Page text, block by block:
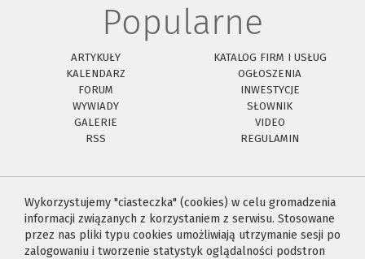
Popularne
ARTYKUŁY
KATALOG FIRM I USŁUG
KALENDARZ
OGŁOSZENIA
FORUM
INWESTYCJE
WYWIADY
SŁOWNIK
GALERIE
VIDEO
RSS
REGULAMIN
Wykorzystujemy "ciasteczka" (cookies) w celu gromadzenia
informacji związanych z korzystaniem z serwisu. Stosowane
przez nas pliki typu cookies umożliwiają utrzymanie sesji po
zalogowaniu i tworzenie statystyk oglądalności podstron